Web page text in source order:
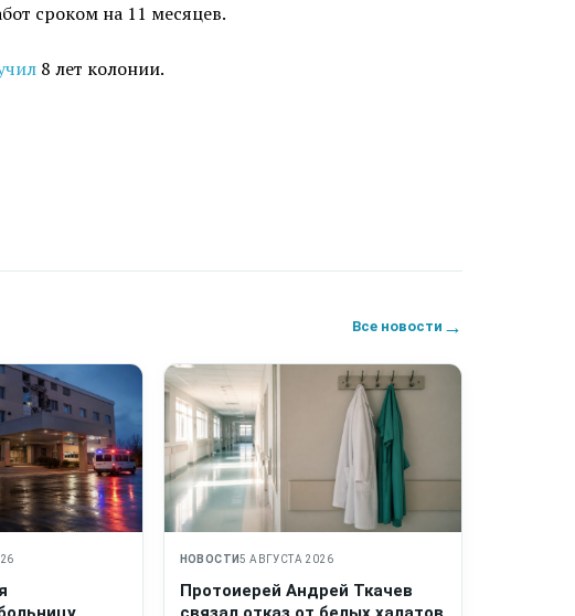
сроком на 11 месяцев.
8 лет колонии.
Все новости →
НОВОСТИ5 АВГУСТА 2026
Протоиерей Андрей Ткачев